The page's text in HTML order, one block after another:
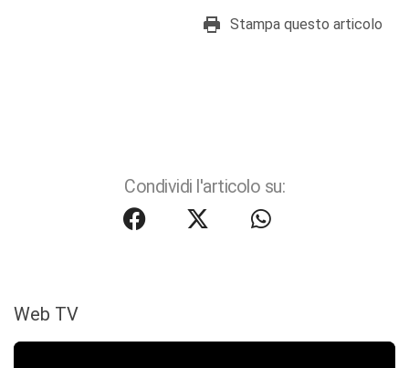
Stampa questo articolo
Condividi l'articolo su:
Web TV